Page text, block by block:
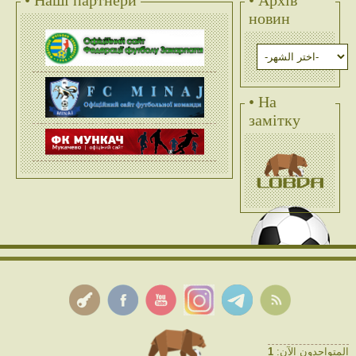
новин
• На
замітку
المتواجدون الآن: 1